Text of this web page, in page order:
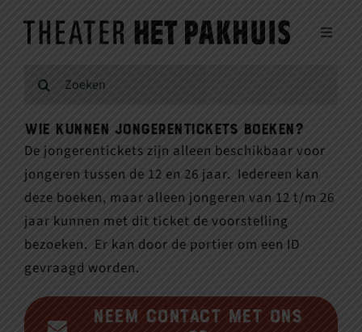
Toggle
Voor makers/artiesten
Verhuur
Doe mee
Zoeken
Wie kunnen jongerentickets boeken?
De jongerentickets zijn alleen beschikbaar voor
jongeren tussen de 12 en 26 jaar. Iedereen kan
deze boeken, maar alleen jongeren van 12 t/m 26
jaar kunnen met dit ticket de voorstelling
bezoeken. Er kan door de portier om een ID
gevraagd worden.
Neem contact met ons